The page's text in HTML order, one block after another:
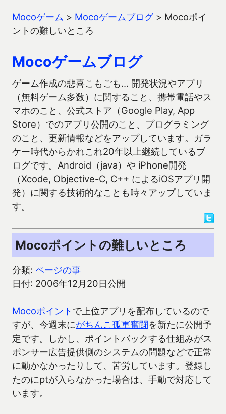
Mocoゲーム > Mocoゲームブログ> Mocoポイ
ントの難しいところ
Mocoゲームブログ
ゲーム作成の悲喜こもごも… 開発状況やアプリ
（無料ゲーム多数）に関すること、携帯電話やス
マホのこと、公式ストア（Google Play, App
Store）でのアプリ公開のこと、プログラミング
のこと、更新情報などをアップしています。ガラ
ケー時代からかれこれ20年以上継続しているブ
ログです。Android（java）や iPhone開発
（Xcode, Objective-C, C++ によるiOSアプリ開
発）に関する技術的なことも時々アップしていま
す。
Mocoポイントの難しいところ
分類: ページの事
日付: 2006年12月20日公開
Mocoポイント で上位アプリを配布しているので
すが、今週末にがちんこ孤軍奮闘を新たに公開予
定です。しかし、ポイントバックする仕組みがス
ポンサー広告提供側のシステムの問題などで正常
に動かなかったりして、苦労しています。登録し
たのにptが入らなかった場合は、手動で対応して
います。